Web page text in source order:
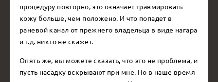
процедуру повторно, это означает травмировать
кожу больше, чем положено. И что попадет в
раневой канал от прежнего владельца в виде нагара
и т.д. никто не скажет.
Опять же, вы можете сказать, что это не проблема, и
пусть насадку вскрывают при мне. Но в наше время